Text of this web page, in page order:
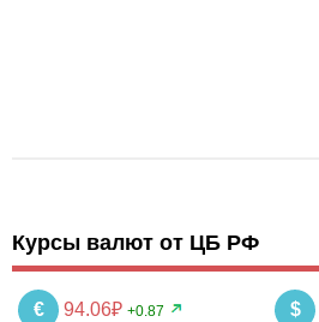
Курсы валют от ЦБ РФ
€ 94.06₽ +0.87 $